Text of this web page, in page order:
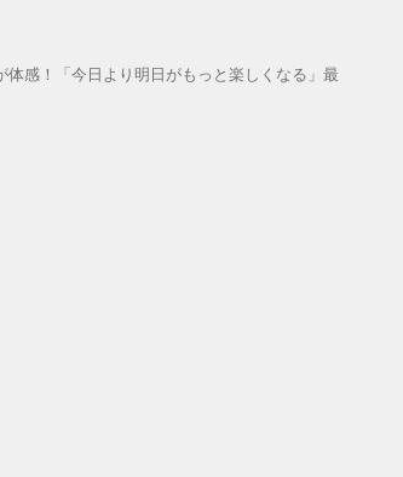
感！「今日より明日がもっと楽しくなる」最